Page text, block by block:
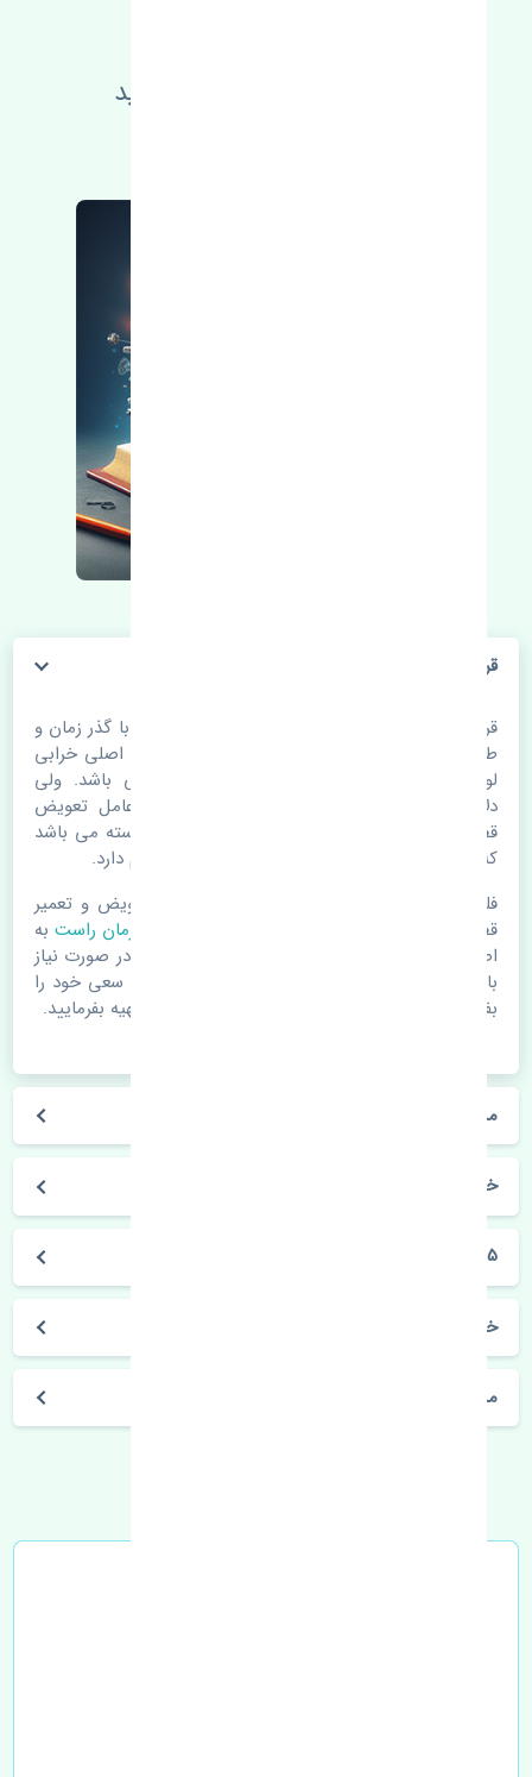
اطلاعات فنی خود را بالا ببرید
قرقری فرمان راست هایما S5 اصلی
قرقری فرمان راست هایما S5 اصلی. قطعات خودرو با گذر زمان و
طی مسافت مستحلک می شوند. اغلب اوقات علت اصلی خرابی
لوازم یدکی اتومبیل مستحلک شدن قطعات می باشد. ولی
دلایلی مثل تصادفات و حوادث نیز می تواند عامل تعویض
قطعات یدکی باشد. خودرو مجموعه ای به هم پیوسته می باشد
که هر قطعه روی قطعه یا قطعات دیگر تاثیر مستقیم دارد.
فلذا در صورت خرابی در اسرع زمان نسبت به تعویض و تعمیر
قطعات یدکی اقدام فرمایید. در زمان
خرید قرقری فرمان راست به
اصلی بودن و کیفیت قطعات بسیار توجه بفرمایید. در صورت نیاز
با مکانیک و کارشناسان در این زمینه مشورت کنید. سعی خود را
بفرمایید تا قطعات یدکی را از فروشگاه های معتبر تهیه بفرمایید.
مشخصات فنی قرقری فرمان راست هایما S5 اصلی
خودروسازی هایما
S5
خرید قرقری فرمان راست هایما S5 اصلی
مشخصات فنی اتومبیل